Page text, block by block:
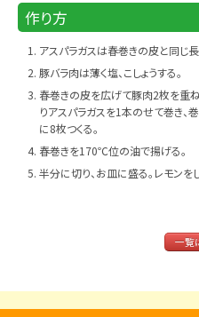
作り方
アスパラガスは春巻きの皮と同じ長
豚バラ肉は薄く塩、こしょうする。
春巻きの皮を広げて豚肉2枚を重
りアスパラガスを1本のせて巻き、
に8枚つくる。
春巻きを170℃位の油で揚げる。
半分に切り、お皿に盛る。レモンを
一覧